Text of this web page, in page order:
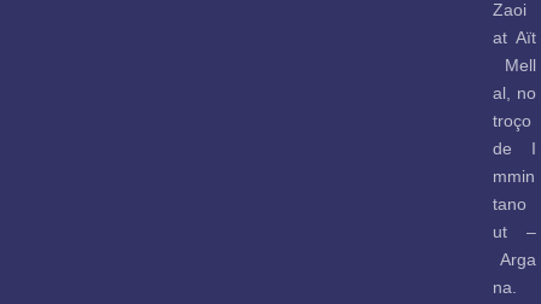
Zaoi
at Aït
Mell
al, no
troço
de I
mmin
tano
ut –
Arga
na.